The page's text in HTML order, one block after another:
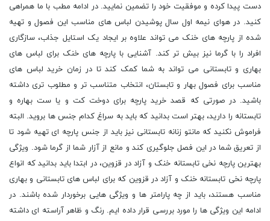
دست پیدا کرده و موفقیت خود را تضمین نمایید. در ادامه مطب با ما همراهی
کنید. در هوای نیمه اول سال پوشیدن لباس های مناسب این فصول و تهیه
شده از پارچه های خنک می تواند علاوه بر ایجاد یک استایل جذاب، سازگاری
افراد را با گرما نیز بیش تر کند. آشنایی با پارچه های خنک برای لباس های
بهاری و تابستانی می تواند به شما کمک کند تا در زمان خرید لباس های
مناسب برای فصول بهار و تابستان، انتخاب متناسب تر و مطلوب تری داشته
باشید. در صورتی که قصد خرید پارچه برای دوخت کت و یا ست بهاره و
تابستانه را دارید، بهتر است بدانید که باید به سراغ کدام جنس ها بروید. البته
فراموش نکنید که مانتو زنانه تابستانی نیز باید از جنس پارچه ای تهیه شود تا
از تعریق شما در این فصل جلوگیری کند و مانع از آزار شما از گرما شود. ویژگی
بهترین پارچه نخی تابستانه خنک و آزاد در قزوین، در ابتدا باید بدانید که انواع
پارچه نخی تابستانه خنک و آزاد در قزوین که برای لباس های تابستانی و بهاری
مناسب هستند، باید از چه پارامتر ها و ویژگی هایی برخوردار شده باشند. در
ادامه این ویژگی ها را مورد بررسی قرار داده ایم. رنگ و ظاهر آراسته ای داشته